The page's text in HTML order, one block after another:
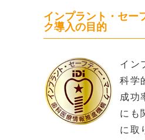
インプラント・セー
ク導入の目的
イン
科学
成功
にも
に取